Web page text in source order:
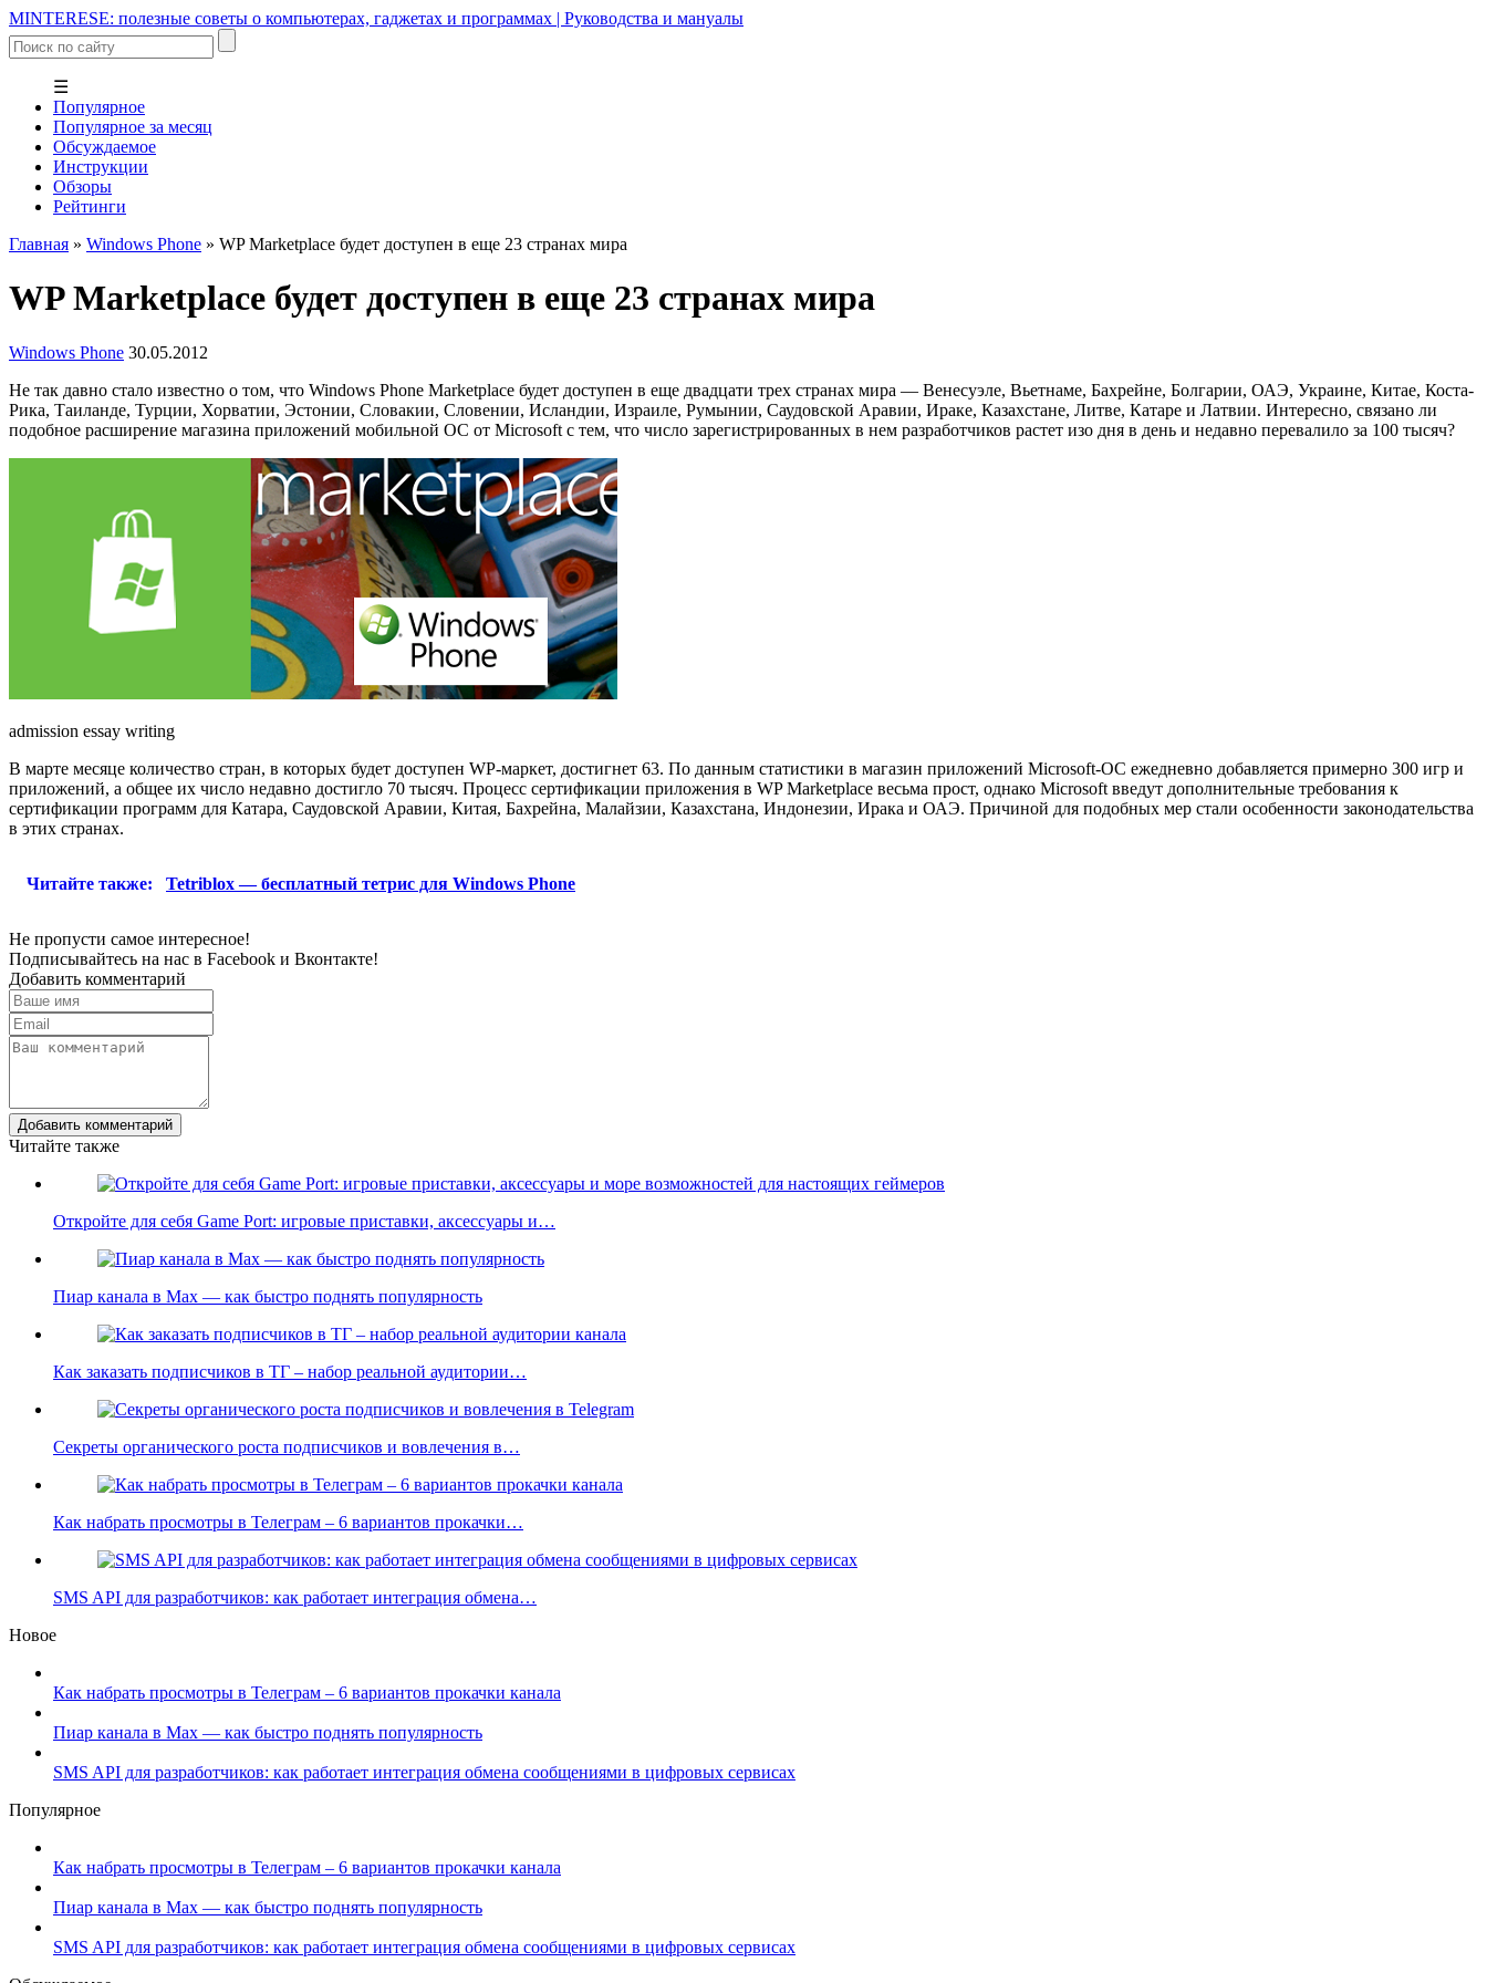
MINTERESE: полезные советы о компьютерах, гаджетах и программах | Руководства и мануалы
☰
Популярное
Популярное за месяц
Обсуждаемое
Инструкции
Обзоры
Рейтинги
Главная » Windows Phone » WP Marketplace будет доступен в еще 23 странах мира
WP Marketplace будет доступен в еще 23 странах мира
Windows Phone 30.05.2012
Не так давно стало известно о том, что Windows Phone Marketplace будет доступен в еще двадцати трех странах мира — Венесуэле, Вьетнаме, Бахрейне, Болгарии, ОАЭ, Украине, Китае, Коста-
Рика, Таиланде, Турции, Хорватии, Эстонии, Словакии, Словении, Исландии, Израиле, Румынии, Саудовской Аравии, Ираке, Казахстане, Литве, Катаре и Латвии. Интересно, связано ли
подобное расширение магазина приложений мобильной ОС от Microsoft с тем, что число зарегистрированных в нем разработчиков растет изо дня в день и недавно перевалило за 100 тысяч?
admission essay writing
В марте месяце количество стран, в которых будет доступен WP-маркет, достигнет 63. По данным статистики в магазин приложений Microsoft-ОС ежедневно добавляется примерно 300 игр и
приложений, а общее их число недавно достигло 70 тысяч. Процесс сертификации приложения в WP Marketplace весьма прост, однако Microsoft введут дополнительные требования к
сертификации программ для Катара, Саудовской Аравии, Китая, Бахрейна, Малайзии, Казахстана, Индонезии, Ирака и ОАЭ. Причиной для подобных мер стали особенности законодательства
в этих странах.
Читайте также: Tetriblox — бесплатный тетрис для Windows Phone
Не пропусти самое интересное!
Подписывайтесь на нас в Facebook и Вконтакте!
Добавить комментарий
Добавить комментарий
Читайте также
Откройте для себя Game Port: игровые приставки, аксессуары и…
Пиар канала в Max — как быстро поднять популярность
Как заказать подписчиков в ТГ – набор реальной аудитории…
Секреты органического роста подписчиков и вовлечения в…
Как набрать просмотры в Телеграм – 6 вариантов прокачки…
SMS API для разработчиков: как работает интеграция обмена…
Новое
Как набрать просмотры в Телеграм – 6 вариантов прокачки канала
Пиар канала в Max — как быстро поднять популярность
SMS API для разработчиков: как работает интеграция обмена сообщениями в цифровых сервисах
Популярное
Как набрать просмотры в Телеграм – 6 вариантов прокачки канала
Пиар канала в Max — как быстро поднять популярность
SMS API для разработчиков: как работает интеграция обмена сообщениями в цифровых сервисах